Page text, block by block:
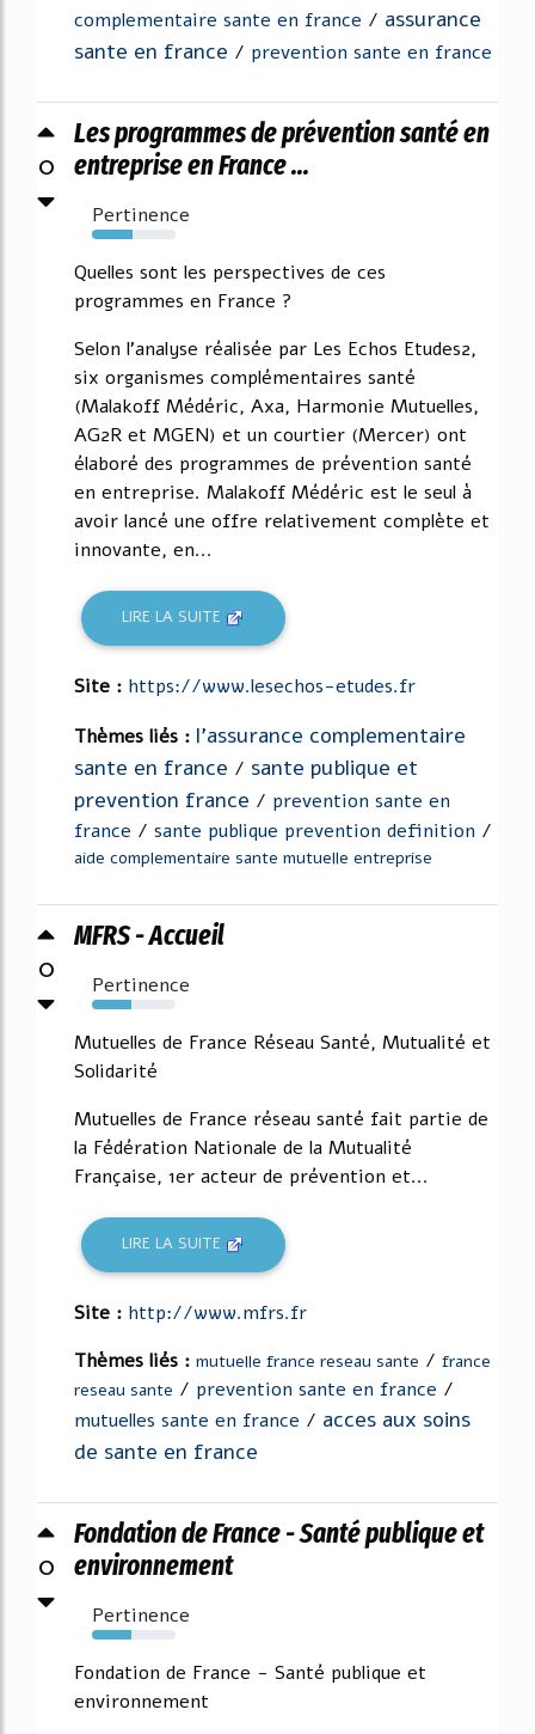
complementaire sante en france / assurance
sante en france / prevention sante en france
0
Les programmes de prévention santé en
entreprise en France ...
Pertinence
49%
Quelles sont les perspectives de ces
programmes en France ?
Selon l'analyse réalisée par Les Echos Etudes2,
six organismes complémentaires santé
(Malakoff Médéric, Axa, Harmonie Mutuelles,
AG2R et MGEN) et un courtier (Mercer) ont
élaboré des programmes de prévention santé
en entreprise. Malakoff Médéric est le seul à
avoir lancé une offre relativement complète et
innovante, en...
LIRE LA SUITE
Site : https://www.lesechos-etudes.fr
Thèmes liés : l'assurance complementaire
sante en france / sante publique et
prevention france / prevention sante en
france / sante publique prevention definition /
aide complementaire sante mutuelle entreprise
0
MFRS - Accueil
Pertinence
47%
Mutuelles de France Réseau Santé, Mutualité et
Solidarité
Mutuelles de France réseau santé fait partie de
la Fédération Nationale de la Mutualité
Française, 1er acteur de prévention et...
LIRE LA SUITE
Site : http://www.mfrs.fr
Thèmes liés : mutuelle france reseau sante / france
reseau sante / prevention sante en france /
mutuelles sante en france / acces aux soins
de sante en france
0
Fondation de France - Santé publique et
environnement
Pertinence
47%
Fondation de France - Santé publique et
environnement